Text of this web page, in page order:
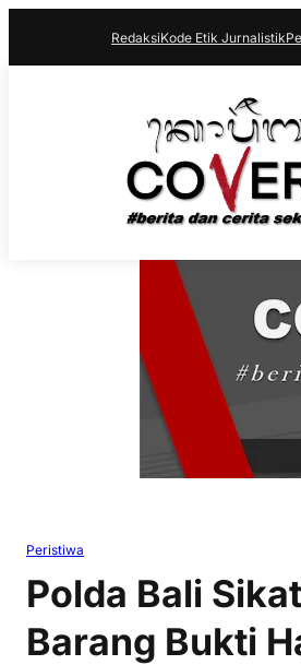
RedaksiKode Etik Jurnalistik
Peristiwa
Polda Bali
Barang Bukti